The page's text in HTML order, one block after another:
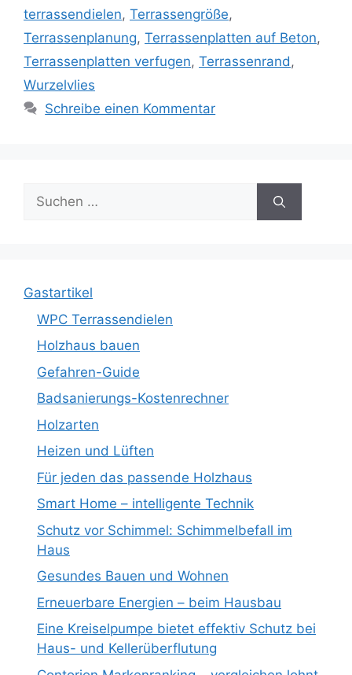
terrassendielen, Terrassengröße,
Terrassenplanung, Terrassenplatten auf Beton,
Terrassenplatten verfugen, Terrassenrand,
Wurzelvlies
Schreibe einen Kommentar
Suche
nach:
Gastartikel
WPC Terrassendielen
Holzhaus bauen
Gefahren-Guide
Badsanierungs-Kostenrechner
Holzarten
Heizen und Lüften
Für jeden das passende Holzhaus
Smart Home – intelligente Technik
Schutz vor Schimmel: Schimmelbefall im
Haus
Gesundes Bauen und Wohnen
Erneuerbare Energien – beim Hausbau
Eine Kreiselpumpe bietet effektiv Schutz bei
Haus- und Kellerüberflutung